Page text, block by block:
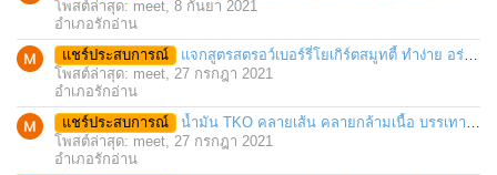
โพสต์ล่าสุด: meet, 8 กันยา 2021
อำเภอรักอ่าน
แชร์ประสบการณ์
แจกสูตรสตรอว์เบอร์รี่โยเกิร์ตสมูทตี้ ทำง่าย อร่อย แค่มีเครื่องปั่นน้ำผลไม้
โพสต์ล่าสุด: meet, 27 กรกฎา 2021
อำเภอรักอ่าน
แชร์ประสบการณ์
น้ำมัน TKO คลายเส้น คลายกล้ามเนื้อ บรรเทาอาการบาดเจ็บโดยฉับพลัน
โพสต์ล่าสุด: meet, 27 กรกฎา 2021
อำเภอรักอ่าน